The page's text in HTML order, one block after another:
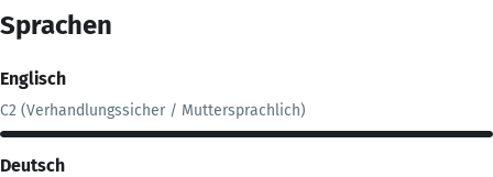
Sprachen
Englisch
C2 (Verhandlungssicher / Muttersprachlich)
Deutsch